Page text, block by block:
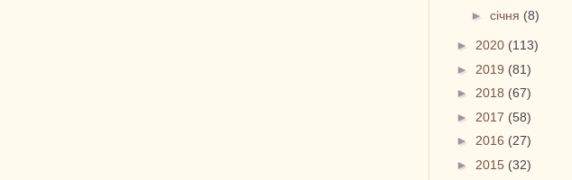
►січня (8)
► 2020 (113)
► 2019 (81)
► 2018 (67)
► 2017 (58)
► 2016 (27)
► 2015 (32)